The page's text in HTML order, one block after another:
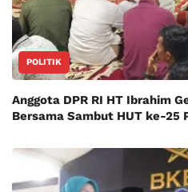
POLITIK
Anggota DPR RI HT Ibrahim
Bersama Sambut HUT ke-25